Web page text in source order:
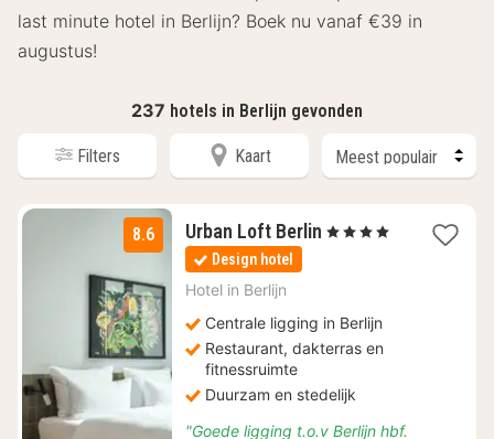
last minute hotel in Berlijn? Boek nu vanaf €39 in
augustus!
237 hotels in Berlijn gevonden
Filters Kaart
8.6 Urban Loft Berlin 1
, 4 Sterren
Design hotel
Hotel in Berlijn
Centrale ligging in Berlijn
Restaurant, dakterras en
fitnessruimte
Duurzam en stedelijk
"Goede ligging t.o.v Berlijn hbf.